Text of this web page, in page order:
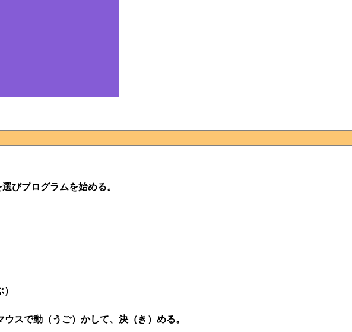
びプログラムを始める。
スで動（うご）かして、決（き）める。